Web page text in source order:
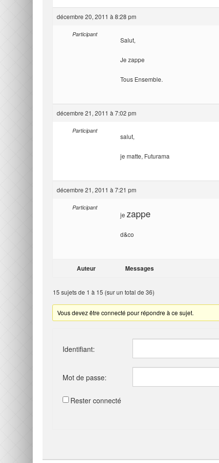
décembre 20, 2011 à 8:28 pm
Participant
Salut,
Je zappe
Tous Ensemble.
décembre 21, 2011 à 7:02 pm
Participant
salut,
je matte, Futurama
décembre 21, 2011 à 7:21 pm
Participant
je zappe
d&co
Auteur Messages
15 sujets de 1 à 15 (sur un total de 36)
Vous devez être connecté pour répondre à ce sujet.
Identifiant:
Mot de passe:
Rester connecté